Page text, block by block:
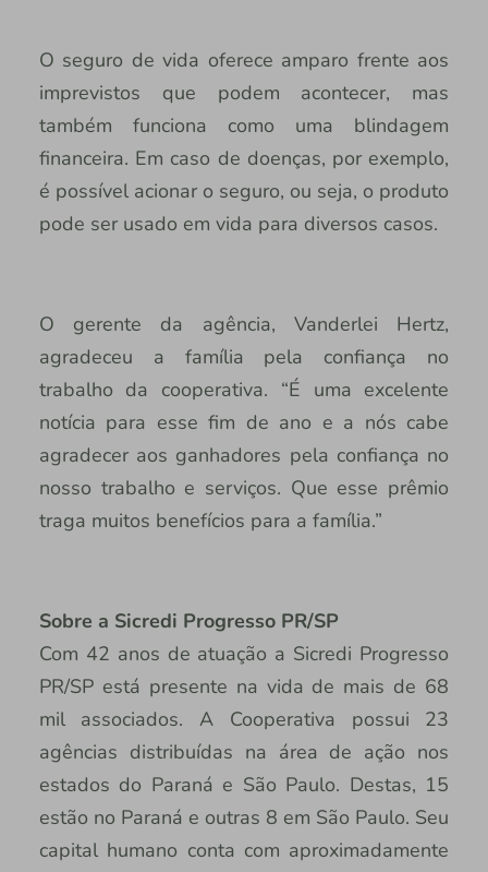
O seguro de vida oferece amparo frente aos
imprevistos que podem acontecer, mas
também funciona como uma blindagem
financeira. Em caso de doenças, por exemplo,
é possível acionar o seguro, ou seja, o produto
pode ser usado em vida para diversos casos.
O gerente da agência, Vanderlei Hertz,
agradeceu a família pela confiança no
trabalho da cooperativa. “É uma excelente
notícia para esse fim de ano e a nós cabe
agradecer aos ganhadores pela confiança no
nosso trabalho e serviços. Que esse prêmio
traga muitos benefícios para a família.”
Sobre a Sicredi Progresso PR/SP
Com 42 anos de atuação a Sicredi Progresso
PR/SP está presente na vida de mais de 68
mil associados. A Cooperativa possui 23
agências distribuídas na área de ação nos
estados do Paraná e São Paulo. Destas, 15
estão no Paraná e outras 8 em São Paulo. Seu
capital humano conta com aproximadamente